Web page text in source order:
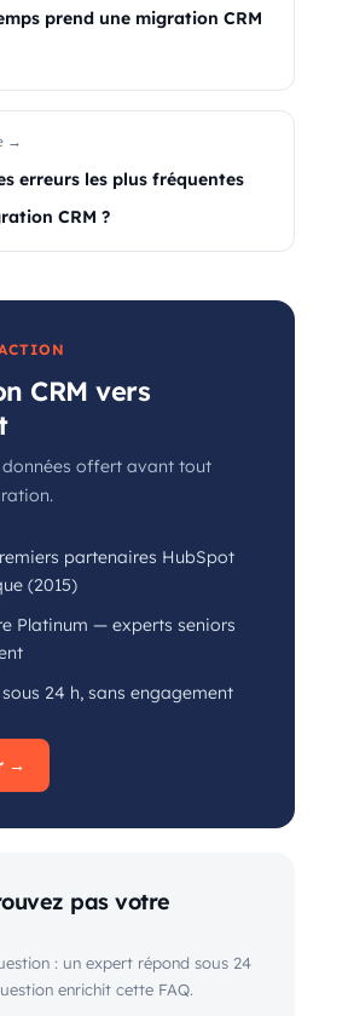
prend une migration CRM
→
erreurs les plus fréquentes
CRM ?
CRM vers
offert avant tout
partenaires HubSpot
(2015)
Platinum — experts seniors
sous 24 h, sans engagement
→
pas votre
: un expert répond sous 24
enrichit cette FAQ.